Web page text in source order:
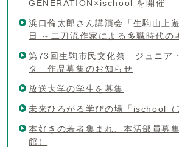
GENERATION×ischool を開催
浜口倫太郎さん講演会「生駒山上
日 ～二刀流作家による多職時代の
第73回生駒市民文化祭 ジュニア
タ 作品募集のお知らせ
放送大学の学生を募集
未来ひろがる学びの場「ischool（
本好きの若者集まれ、本活部員募
館）